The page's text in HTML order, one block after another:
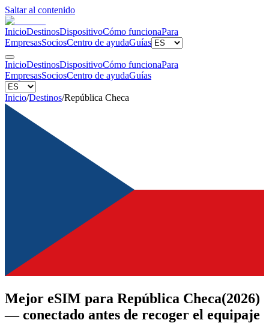
Saltar al contenido
InicioDestinosDispositivoCómo funcionaPara
EmpresasSociosCentro de ayudaGuías
InicioDestinosDispositivoCómo funcionaPara
EmpresasSociosCentro de ayudaGuías
Inicio/Destinos/República Checa
Mejor eSIM para República Checa(2026)
— conectado antes de recoger el equipaje